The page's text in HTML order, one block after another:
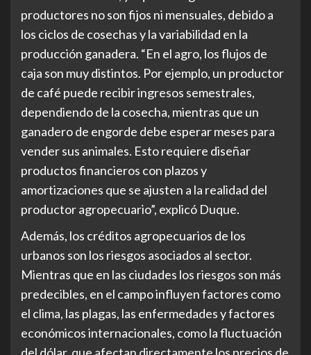
productores no son fijos ni mensuales, debido a
los ciclos de cosechas y la variabilidad en la
producción ganadera. “En el agro, los flujos de
caja son muy distintos. Por ejemplo, un productor
de café puede recibir ingresos semestrales,
dependiendo de la cosecha, mientras que un
ganadero de engorde debe esperar meses para
vender sus animales. Esto requiere diseñar
productos financieros con plazos y
amortizaciones que se ajusten a la realidad del
productor agropecuario”, explicó Duque.
Además, los créditos agropecuarios de los
urbanos son los riesgos asociados al sector.
Mientras que en las ciudades los riesgos son más
predecibles, en el campo influyen factores como
el clima, las plagas, las enfermedades y factores
económicos internacionales, como la fluctuación
del dólar, que afectan directamente los precios de